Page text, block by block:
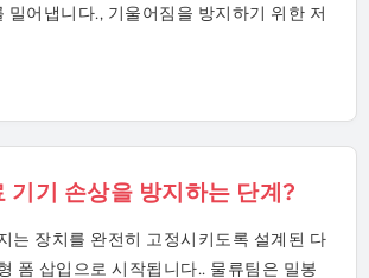
밀어냅니다., 기울어짐을 방지하기 위한 저
기기 손상을 방지하는 단계?
는 장치를 완전히 고정시키도록 설계된 다
폼 삽입으로 시작됩니다.. 물류팀은 밀봉